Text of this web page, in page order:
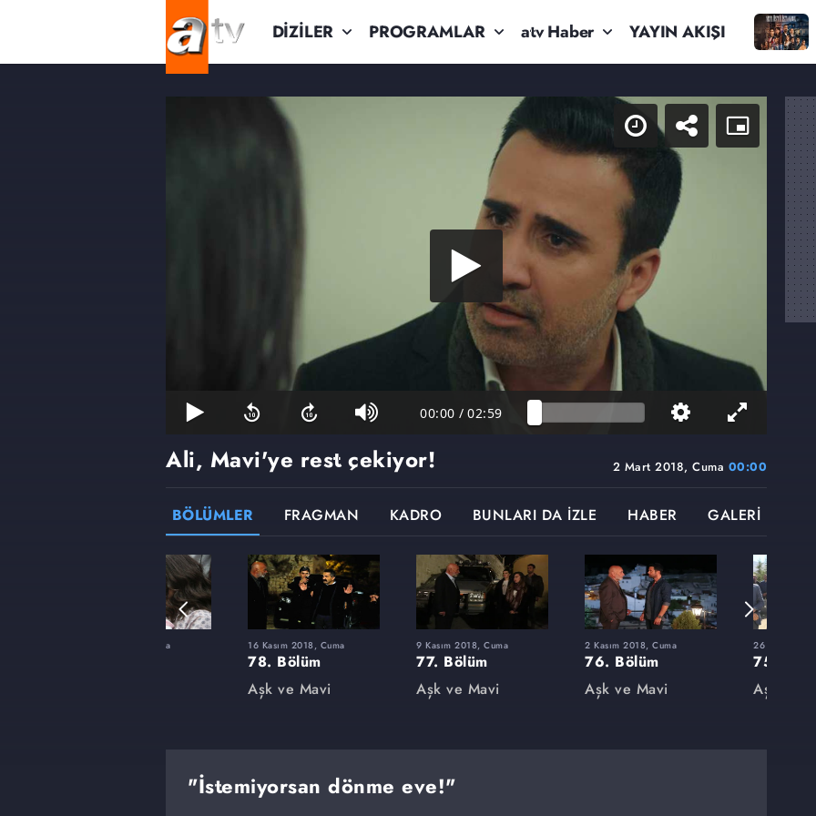
DİZİLER PROGRAMLAR atv Haber YAYIN AKIŞI
00:00 / 02:59
2 Mart 2018, Cuma 00:00
Ali, Mavi'ye rest çekiyor!
BÖLÜMLER FRAGMAN KADRO BUNLARI DA İZLE HABER GALERİ
4 Mayıs 2018, Cuma 16 Kasım 2018, Cuma
78. Bölüm
Aşk ve Mavi
9 Kasım 2018, Cuma
77. Bölüm
Aşk ve Mavi
2 Kasım 2018, Cuma
76. Bölüm
Aşk ve Mavi
26 Ekim 2018,
75. Bölüm
Aşk ve
"İstemiyorsan dönme eve!"